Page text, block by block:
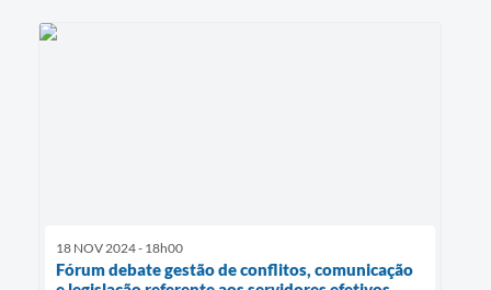
18 NOV 2024 - 18h00
Fórum debate gestão de conflitos, comunicação